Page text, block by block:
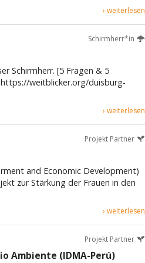
› weiterlesen
Schirmherr*in
Schirmherr. [5 Fragen & 5
weitblicker.org/duisburg-
› weiterlesen
Projekt Partner
and Economic Development)
zur Stärkung der Frauen in den
› weiterlesen
Projekt Partner
Ambiente (IDMA-Perú)